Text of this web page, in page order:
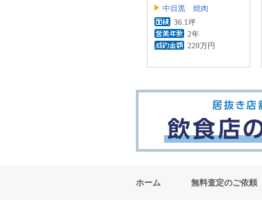
中目黒 焼肉
36.1坪
2年
220万円
ホーム 無料査定のご依頼